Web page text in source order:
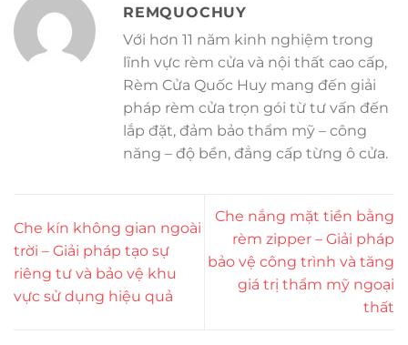
REMQUOCHUY
Với hơn 11 năm kinh nghiệm trong
lĩnh vực rèm cửa và nội thất cao cấp,
Rèm Cửa Quốc Huy mang đến giải
pháp rèm cửa trọn gói từ tư vấn đến
lắp đặt, đảm bảo thẩm mỹ – công
năng – độ bền, đẳng cấp từng ô cửa.
Che kín không gian ngoài
trời – Giải pháp tạo sự
riêng tư và bảo vệ khu
vực sử dụng hiệu quả
Che nắng mặt tiền bằng
rèm zipper – Giải pháp
bảo vệ công trình và tăng
giá trị thẩm mỹ ngoại
thất